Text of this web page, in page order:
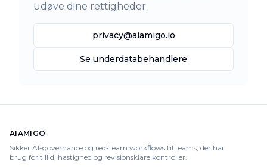
udøve dine rettigheder.
privacy@aiamigo.io
Se underdatabehandlere
AIAMIGO
Sikker AI-governance og red-team workflows til teams, der har
brug for tillid, hastighed og revisionsklare kontroller.